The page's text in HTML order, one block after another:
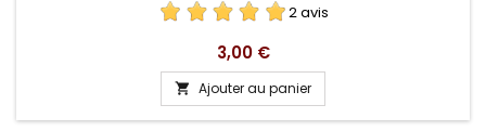
2 avis
Prix
3,00 €
 Ajouter au panier